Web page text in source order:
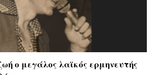
ο μεγάλος λαϊκός ερμηνευτής